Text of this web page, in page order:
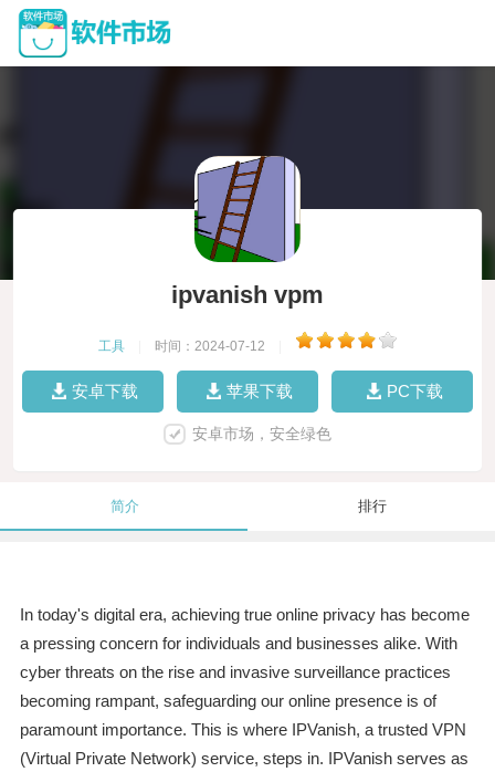
ipvanish vpm
工具 时间：2024-07-12
安卓下载 苹果下载 PC下载
安卓市场，安全绿色
简介 排行
In today's digital era, achieving true online privacy has become
a pressing concern for individuals and businesses alike. With
cyber threats on the rise and invasive surveillance practices
becoming rampant, safeguarding our online presence is of
paramount importance. This is where IPVanish, a trusted VPN
(Virtual Private Network) service, steps in. IPVanish serves as